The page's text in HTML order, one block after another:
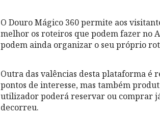
O Douro Mágico 360 permite aos
melhor os roteiros que podem fazer no
podem ainda organizar o seu próprio
Outra das valências desta plataforma é
pontos de interesse, mas também
utilizador poderá reservar ou comprar
decorreu.